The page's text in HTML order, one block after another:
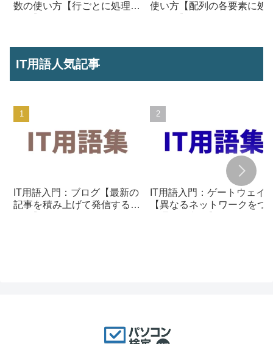
数の使い方【行ごとに処理を
使い方【配列の各要素に処
IT用語人気記事
IT用語入門：ブログ【最新の
記事を積み上げて発信する仕
IT用語入門：ゲートウェイ
【異なるネットワークをつ